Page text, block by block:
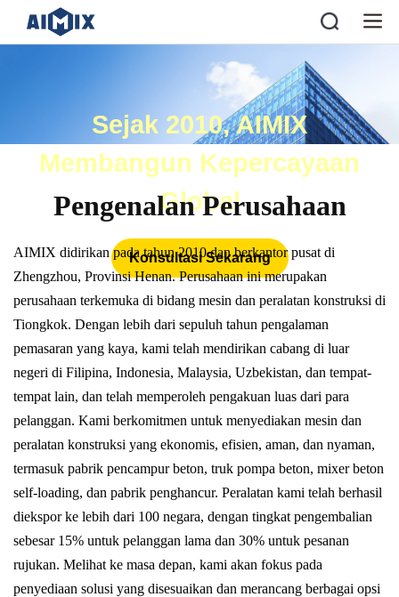
Sejak 2010, AIMIX
Membangun Kepercayaan
Global
Konsultasi Sekarang
Pengenalan Perusahaan
AIMIX didirikan pada tahun 2010 dan berkantor pusat di
Zhengzhou, Provinsi Henan. Perusahaan ini merupakan
perusahaan terkemuka di bidang mesin dan peralatan konstruksi di
Tiongkok. Dengan lebih dari sepuluh tahun pengalaman
pemasaran yang kaya, kami telah mendirikan cabang di luar
negeri di Filipina, Indonesia, Malaysia, Uzbekistan, dan tempat-
tempat lain, dan telah memperoleh pengakuan luas dari para
pelanggan. Kami berkomitmen untuk menyediakan mesin dan
peralatan konstruksi yang ekonomis, efisien, aman, dan nyaman,
termasuk pabrik pencampur beton, truk pompa beton, mixer beton
self-loading, dan pabrik penghancur. Peralatan kami telah berhasil
diekspor ke lebih dari 100 negara, dengan tingkat pengembalian
sebesar 15% untuk pelanggan lama dan 30% untuk pesanan
rujukan. Melihat ke masa depan, kami akan fokus pada
penyediaan solusi yang disesuaikan dan merancang berbagai opsi